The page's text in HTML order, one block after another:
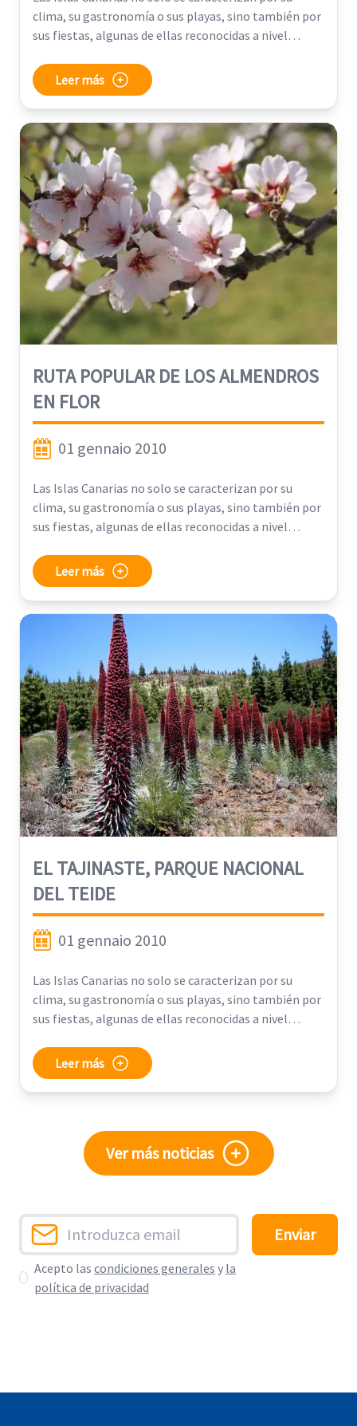
clima, su gastronomía o sus playas, sino también por
sus fiestas, algunas de ellas reconocidas a nivel
Leer más
RUTA POPULAR DE LOS ALMENDROS
EN FLOR
01 gennaio 2010
Las Islas Canarias no solo se caracterizan por su
clima, su gastronomía o sus playas, sino también por
sus fiestas, algunas de ellas reconocidas a nivel
Leer más
EL TAJINASTE, PARQUE NACIONAL
DEL TEIDE
01 gennaio 2010
Las Islas Canarias no solo se caracterizan por su
clima, su gastronomía o sus playas, sino también por
sus fiestas, algunas de ellas reconocidas a nivel
Leer más
Ver más noticias
Acepto las condiciones generales y la
política de privacidad
Enviar